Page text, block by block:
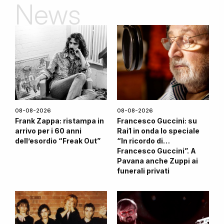
News
08-08-2026
Frank Zappa: ristampa in
arrivo per i 60 anni
dell’esordio “Freak Out”
08-08-2026
Francesco Guccini: su
Rai1 in onda lo speciale
“In ricordo di…
Francesco Guccini”. A
Pavana anche Zuppi ai
funerali privati